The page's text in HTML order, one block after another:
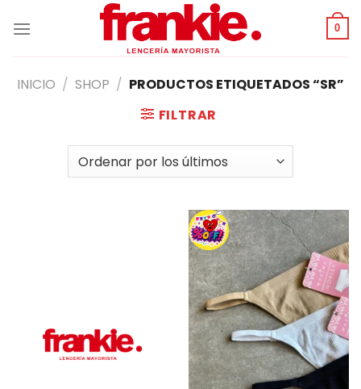
0
INICIO / SHOP / PRODUCTOS ETIQUETADOS “SR”
FILTRAR